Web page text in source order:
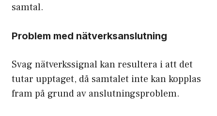
samtal.
Problem med nätverksanslutning
Svag nätverkssignal kan resultera i att det
tutar upptaget, då samtalet inte kan kopplas
fram på grund av anslutningsproblem.